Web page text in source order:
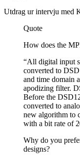
Utdrag ur intervju med
Quote
How does the
“All digital input
converted to
and time domain
apodizing filter.
Before the
converted to
new algorithm to
with a bit rate of
Why do you
designs?